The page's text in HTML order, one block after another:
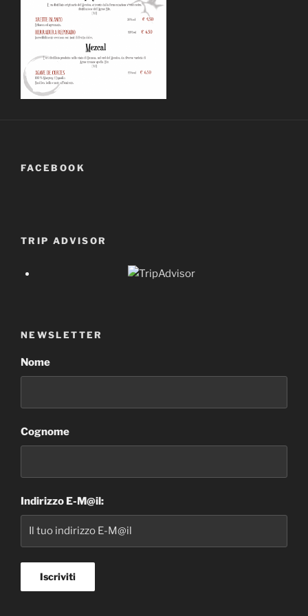
FACEBOOK
TRIP ADVISOR
NEWSLETTER
Nome
Cognome
Indirizzo E-M@il: